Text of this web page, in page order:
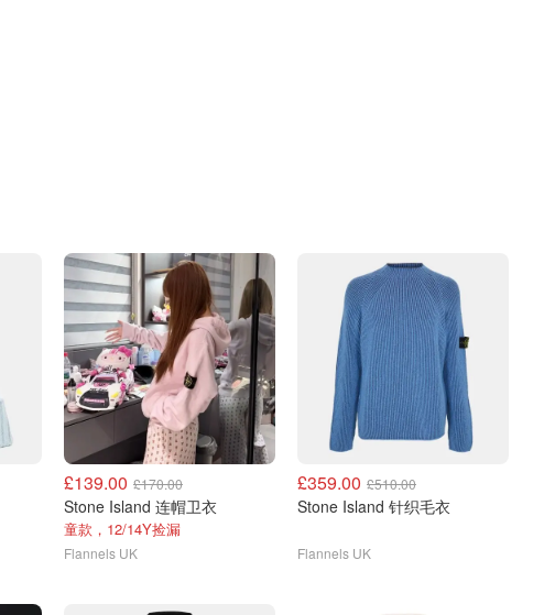
£139.00 £170.00
Stone Island 连帽卫衣
童款，12/14Y捡漏
Flannels UK
£359.00 £510.00
Stone Island 针织毛衣
Flannels UK